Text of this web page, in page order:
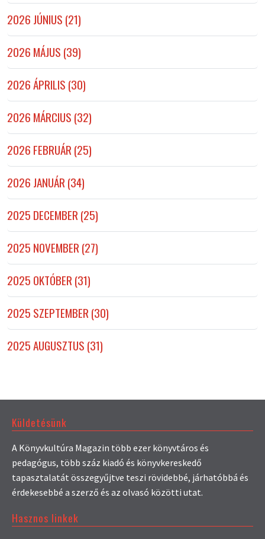
2026 JÚNIUS (21)
2026 MÁJUS (39)
2026 ÁPRILIS (30)
2026 MÁRCIUS (32)
2026 FEBRUÁR (25)
2026 JANUÁR (34)
2025 DECEMBER (25)
2025 NOVEMBER (27)
2025 OKTÓBER (31)
2025 SZEPTEMBER (30)
2025 AUGUSZTUS (31)
Küldetésünk
A Könyvkultúra Magazin több ezer könyvtáros és
pedagógus, több száz kiadó és könyvkereskedő
tapasztalatát összegyűjtve teszi rövidebbé, járhatóbbá és
érdekesebbé a szerző és az olvasó közötti utat.
Hasznos linkek